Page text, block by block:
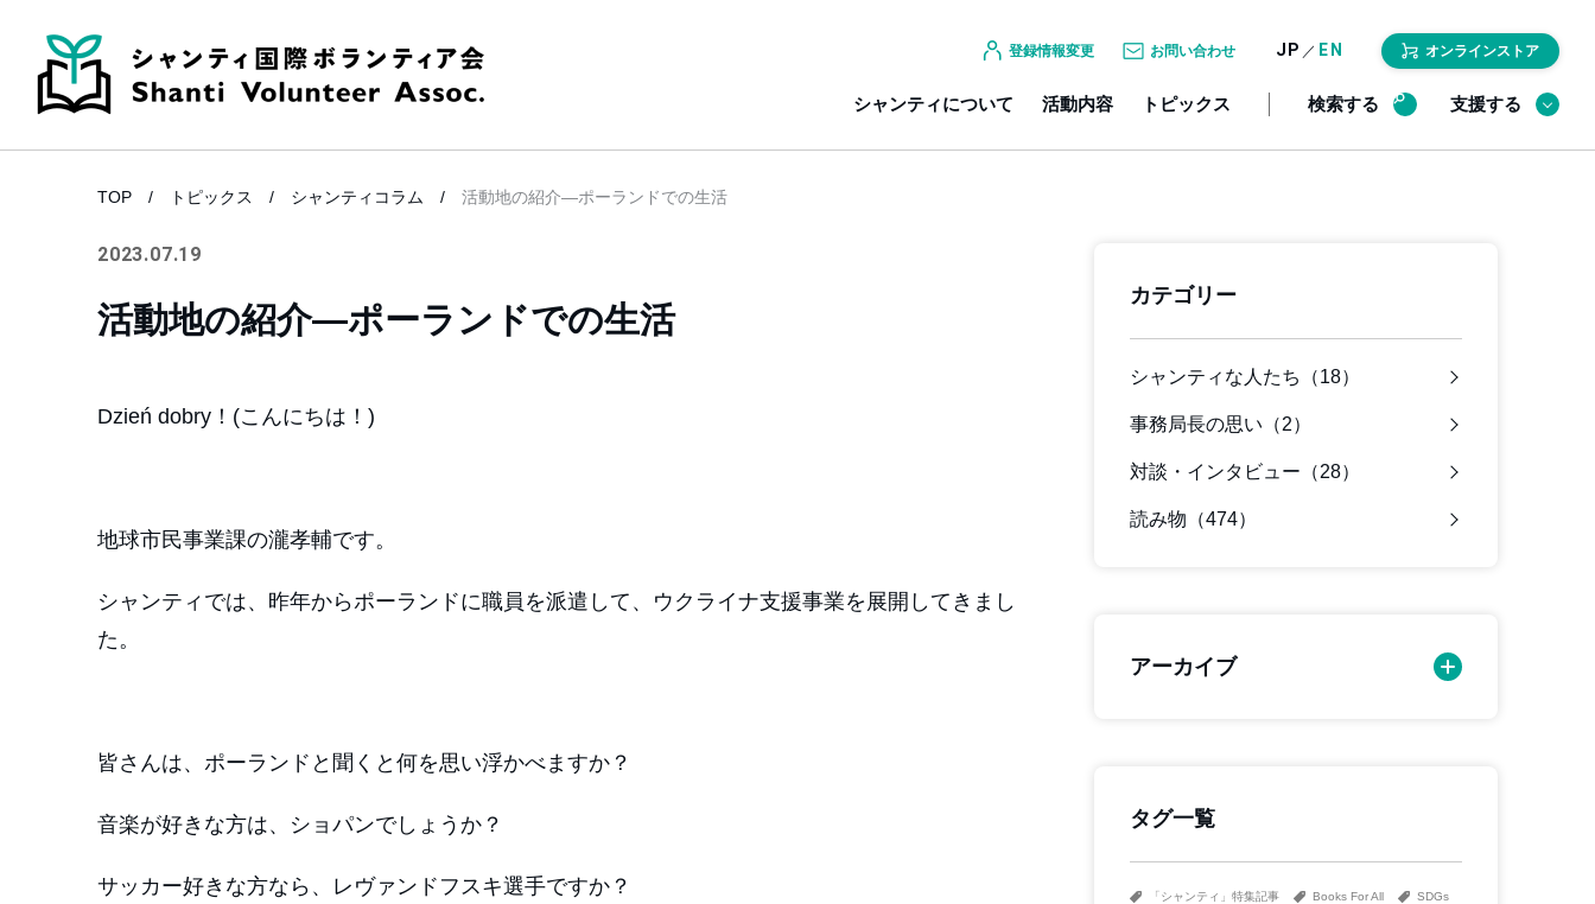
登録情報変更 お問い合わせ JP ／ EN オンラインストア
シャンティについて 活動内容 トピックス 検索する 支援する
TOP トピックス シャンティコラム 活動地の紹介―ポーランドでの生活
2023.07.19
活動地の紹介―ポーランドでの生活
Dzień dobry！(こんにちは！)
地球市民事業課の瀧孝輔です。
シャンティでは、昨年からポーランドに職員を派遣して、ウクライナ支援事業を展開してきまし
た。
皆さんは、ポーランドと聞くと何を思い浮かべますか？
音楽が好きな方は、ショパンでしょうか？
サッカー好きな方なら、レヴァンドフスキ選手ですか？
カテゴリー
シャンティな人たち（18）
事務局長の思い（2）
対談・インタビュー（28）
読み物（474）
アーカイブ
タグ一覧
「シャンティ」特集記事 Books For All SDGs